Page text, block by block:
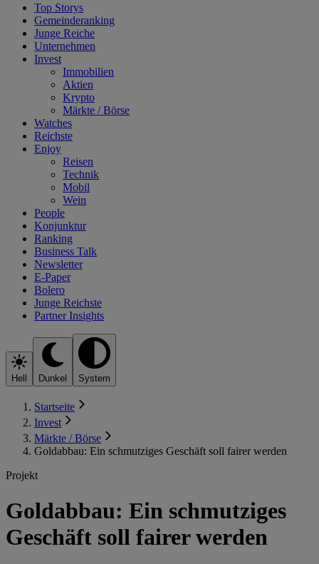
Top Storys
Gemeinderanking
Junge Reiche
Unternehmen
Invest
Immobilien
Aktien
Krypto
Märkte / Börse
Watches
Reichste
Enjoy
Reisen
Technik
Mobil
Wein
People
Konjunktur
Ranking
Business Talk
Newsletter
E-Paper
Bolero
Junge Reichste
Partner Insights
Hell Dunkel System
Startseite
Invest
Märkte / Börse
Goldabbau: Ein schmutziges Geschäft soll fairer werden
Projekt
Goldabbau: Ein schmutziges
Geschäft soll fairer werden